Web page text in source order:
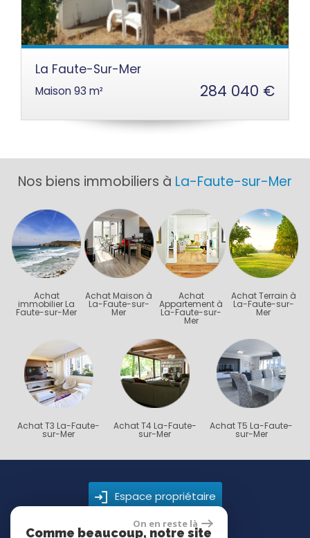
040 €
La Faute-Sur-Mer
Maison 21.69 m²
Nos biens immobiliers à La-Faute-sur-Mer
Achat
immobilier La
Faute-sur-Mer
Achat Maison à
La-Faute-sur-
Mer
Achat
Appartement à
La-Faute-sur-
Mer
Achat Terrain à
La-Faute-sur-
Mer
Achat T3 La-Faute-
sur-Mer
Achat T4 La-Faute-
sur-Mer
Achat T5 La-Faute-
sur-Mer
Espace propriétaire
On en reste là
Comme beaucoup, notre site